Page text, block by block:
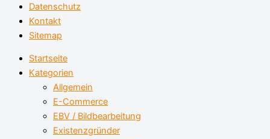
Datenschutz
Kontakt
Sitemap
Startseite
Kategorien
Allgemein
E-Commerce
EBV / Bildbearbeitung
Existenzgründer